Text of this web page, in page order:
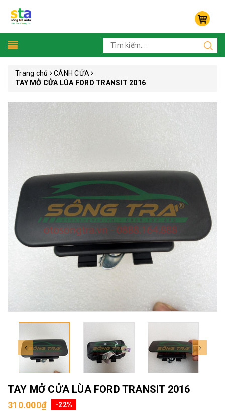
Trang chủ
CÁNH CỬA
TAY MỞ CỬA LÙA FORD TRANSIT 2016
TAY MỞ CỬA LÙA FORD TRANSIT 2016
310.000₫ -22%